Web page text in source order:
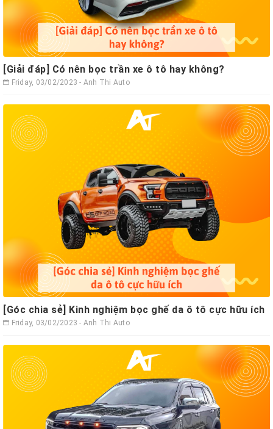
[Giải đáp] Có nên bọc trần xe ô tô hay không?
Friday, 03/02/2023 - Anh Thi Auto
[Góc chia sẻ] Kinh nghiệm bọc ghế da ô tô cực hữu ích
Friday, 03/02/2023 - Anh Thi Auto